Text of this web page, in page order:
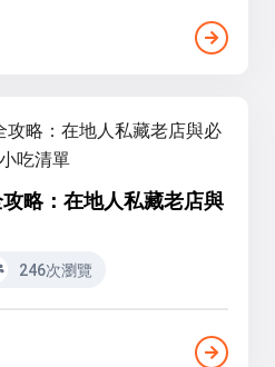
略：在地人私藏老店與
246次瀏覽